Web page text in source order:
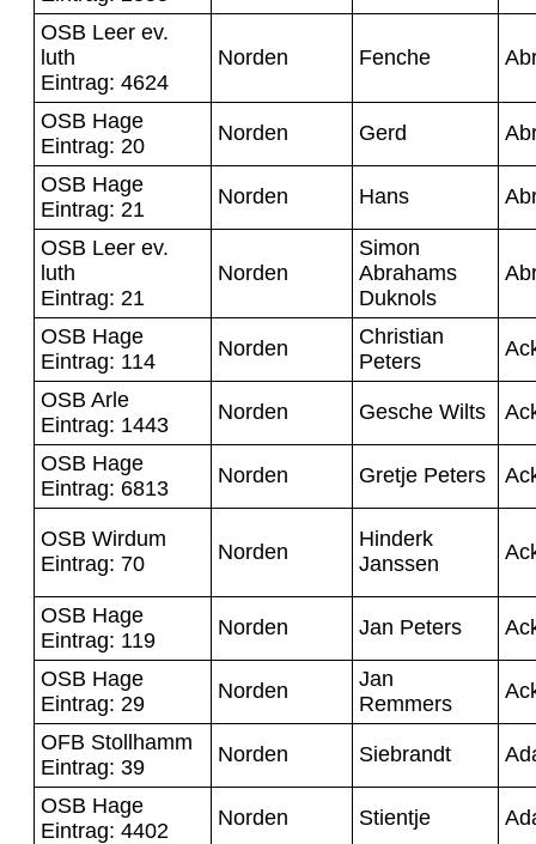
OSB Leer ev.
luth
Eintrag: 4624
Norden Fenche
OSB Hage
Eintrag: 20
Norden Gerd
OSB Hage
Eintrag: 21
Norden Hans
OSB Leer ev.
luth
Eintrag: 21
Norden
Simon
Abrahams
Duknols
OSB Hage
Eintrag: 114
Norden
Christian
Peters
OSB Arle
Eintrag: 1443
Norden Gesche Wilts
OSB Hage
Eintrag: 6813
Norden Gretje Peters
OSB Wirdum
Eintrag: 70
Norden
Hinderk
Janssen
OSB Hage
Eintrag: 119
Norden Jan Peters
OSB Hage
Eintrag: 29
Norden
Jan
Remmers
OFB Stollhamm
Eintrag: 39
Norden Siebrandt
OSB Hage
Eintrag: 4402
Norden Stientje